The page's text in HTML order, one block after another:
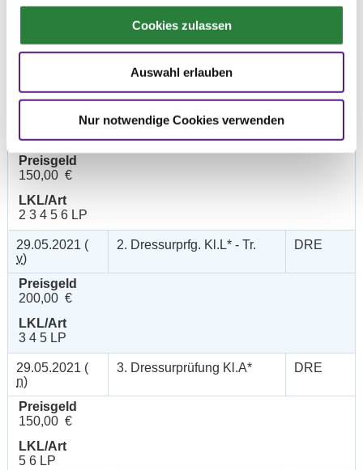
Cookies zulassen
Auswahl erlauben
Nur notwendige Cookies verwenden
Prüfung
29.05.2021 (
v)
1. Dressurpferdeprfg. Kl.A
Preisgeld
150,00 €
LKL/Art
2 3 4 5 6 LP
29.05.2021 (
v)
2. Dressurprfg. Kl.L* - Tr. DRE
Preisgeld
200,00 €
LKL/Art
3 4 5 LP
29.05.2021 (
n)
3. Dressurprüfung Kl.A* DRE
Preisgeld
150,00 €
LKL/Art
5 6 LP